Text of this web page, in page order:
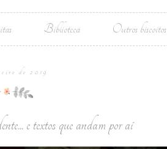
Biblioteca Outros biscoitos
de 2019
e textos que andam por aí